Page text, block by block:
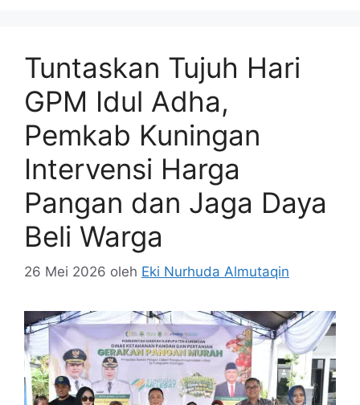
Tuntaskan Tujuh Hari
GPM Idul Adha,
Pemkab Kuningan
Intervensi Harga
Pangan dan Jaga Daya
Beli Warga
26 Mei 2026 oleh Eki Nurhuda Almutaqin